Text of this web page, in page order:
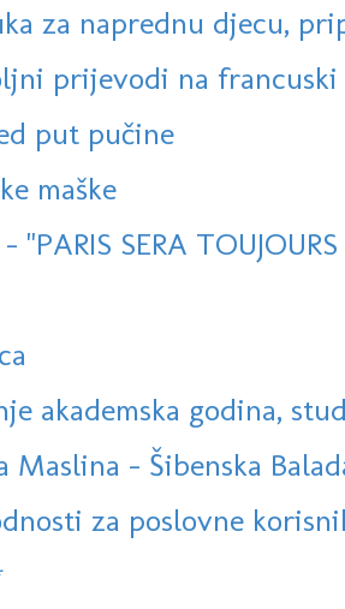
za naprednu djecu,
prijevodi na
put pučine
maške
"PARIS SERA
akademska godina,
Maslina - Šibenska
za poslovne